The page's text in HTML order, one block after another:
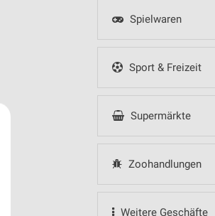
Spielwaren
Sport & Freizeit
Supermärkte
Zoohandlungen
Weitere Geschäfte